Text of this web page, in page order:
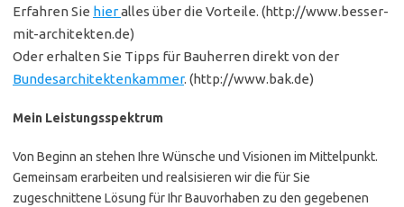
Erfahren Sie hieralles über die Vorteile. (http://www.besser-
mit-architekten.de)
Oder erhalten Sie Tipps für Bauherren direkt von der
Bundesarchitektenkammer. (http://www.bak.de)
Mein Leistungsspektrum
Von Beginn an stehen Ihre Wünsche und Visionen im Mittelpunkt.
Gemeinsam erarbeiten und realsisieren wir die für Sie
zugeschnittene Lösung für Ihr Bauvorhaben zu den gegebenen